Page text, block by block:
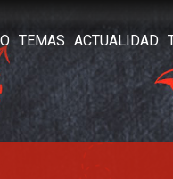
TEMAS ACTUALIDAD